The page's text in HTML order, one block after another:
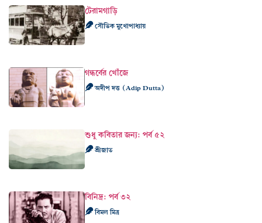
টেরামগাড়ি
সৌভিক মুখোপাধ্যায়
গন্ধর্বের খোঁজে
অদীপ দত্ত (Adip Dutta)
শুধু কবিতার জন্য: পর্ব ৫২
শ্রীজাত
বিনিদ্র: পর্ব ৩২
বিমল মিত্র